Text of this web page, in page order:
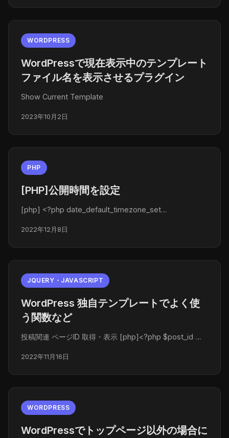
WORDPRESS
WordPressで現在表示中のテンプレート
ファイル名を表示させるプラグイン
Show Current Template
2023年10月2日
PHP
[PHP]公開時間を設定
[php] <?php date_default_timezone_set…
2022年12月8日
JQUERY・JAVASCRIPT
WordPress 独自テンプレートでよく使
う関数など
投稿関連 ページID 取得・表示 [php]<?php $post_id …
2022年11月16日
WORDPRESS
WordPressでトップページ以外の場合に